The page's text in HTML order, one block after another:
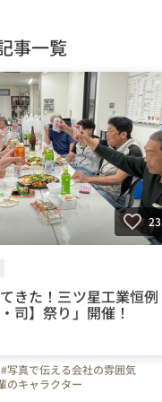
事一覧
23
きた！三ツ星工業恒例
司】祭り」開催！
#写真で伝える会社の雰囲気
のキャラクター